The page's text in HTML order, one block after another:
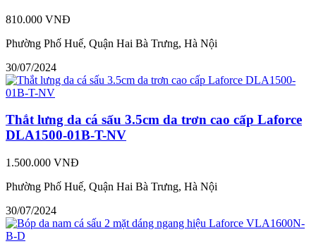
810.000 VNĐ
Phường Phố Huế, Quận Hai Bà Trưng, Hà Nội
30/07/2024
Thắt lưng da cá sấu 3.5cm da trơn cao cấp Laforce
DLA1500-01B-T-NV
1.500.000 VNĐ
Phường Phố Huế, Quận Hai Bà Trưng, Hà Nội
30/07/2024